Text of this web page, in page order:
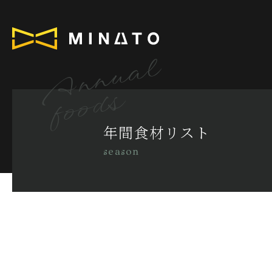
年間食材リスト
season
Annual
foods